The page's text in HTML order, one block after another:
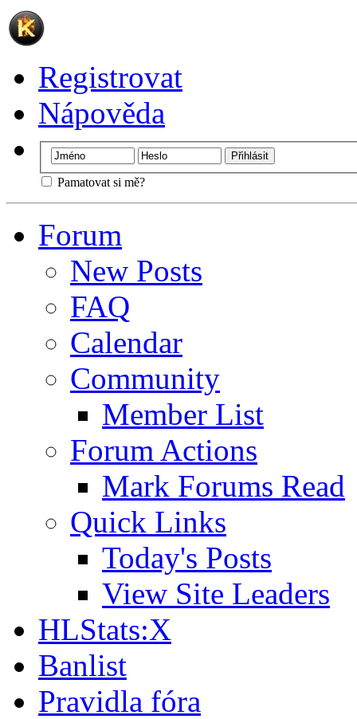
Registrovat
Nápověda
Pamatovat si mě?
Forum
New Posts
FAQ
Calendar
Community
Member List
Forum Actions
Mark Forums Read
Quick Links
Today's Posts
View Site Leaders
HLStats:X
Banlist
Pravidla fóra